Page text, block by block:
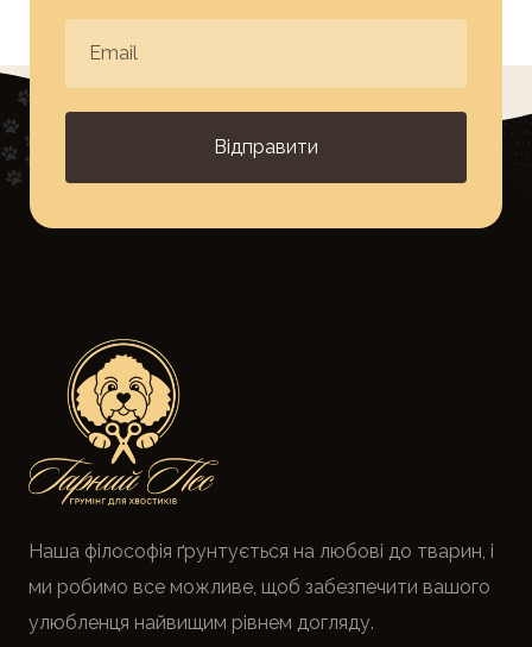
Відправити
Наша філософія ґрунтується на любові до тварин, і
ми робимо все можливе, щоб забезпечити вашого
улюбленця найвищим рівнем догляду.